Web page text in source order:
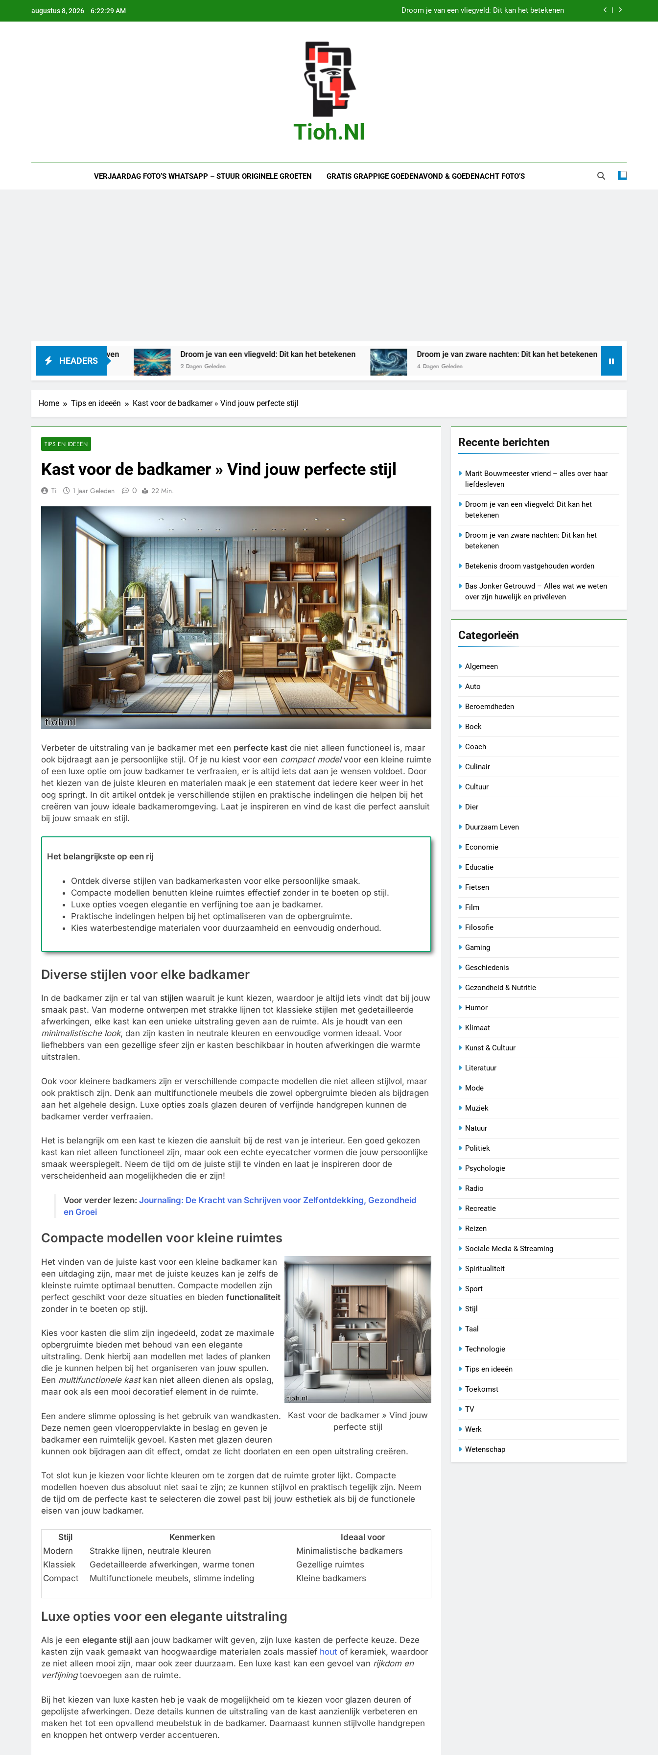
augustus 8, 2026 6:22:30 AM Droom je van een vliegveld: Dit kan het betekenen
Tioh.nl
VERJAARDAG FOTO’S WHATSAPP – STUUR ORIGINELE GROETEN GRATIS GRAPPIGE GOEDENAVOND & GOEDENACHT FOTO’S
HEADERS
haar liefdesleven Droom je van een vliegveld: Dit kan het betekenen
2 Dagen Geleden
Droom je van zware nachten: Dit kan het betekenen
4 Dagen Geleden 7 Dagen Geleden
Home Tips en ideeën Kast voor de badkamer » Vind jouw perfecte stijl
TIPS EN IDEEËN
Kast voor de badkamer » Vind jouw perfecte stijl
Ti 1 Jaar Geleden 0 22 Min.
Verbeter de uitstraling van je badkamer met een perfecte kast die niet alleen functioneel is, maar
ook bijdraagt aan je persoonlijke stijl. Of je nu kiest voor een compact modelvoor een kleine ruimte
of een luxe optie om jouw badkamer te verfraaien, er is altijd iets dat aan je wensen voldoet. Door
het kiezen van de juiste kleuren en materialen maak je een statement dat iedere keer weer in het
oog springt. In dit artikel ontdek je verschillende stijlen en praktische indelingen die helpen bij het
creëren van jouw ideale badkameromgeving. Laat je inspireren en vind de kast die perfect aansluit
bij jouw smaak en stijl.
Het belangrijkste op een rij
Ontdek diverse stijlen van badkamerkasten voor elke persoonlijke smaak.
Compacte modellen benutten kleine ruimtes effectief zonder in te boeten op stijl.
Luxe opties voegen elegantie en verfijning toe aan je badkamer.
Praktische indelingen helpen bij het optimaliseren van de opbergruimte.
Kies waterbestendige materialen voor duurzaamheid en eenvoudig onderhoud.
Diverse stijlen voor elke badkamer
In de badkamer zijn er tal van stijlen waaruit je kunt kiezen, waardoor je altijd iets vindt dat bij jouw
smaak past. Van moderne ontwerpen met strakke lijnen tot klassieke stijlen met gedetailleerde
afwerkingen, elke kast kan een unieke uitstraling geven aan de ruimte. Als je houdt van een
minimalistische look, dan zijn kasten in neutrale kleuren en eenvoudige vormen ideaal. Voor
liefhebbers van een gezellige sfeer zijn er kasten beschikbaar in houten afwerkingen die warmte
uitstralen.
Ook voor kleinere badkamers zijn er verschillende compacte modellen die niet alleen stijlvol, maar
ook praktisch zijn. Denk aan multifunctionele meubels die zowel opbergruimte bieden als bijdragen
aan het algehele design. Luxe opties zoals glazen deuren of verfijnde handgrepen kunnen de
badkamer verder verfraaien.
Het is belangrijk om een kast te kiezen die aansluit bij de rest van je interieur. Een goed gekozen
kast kan niet alleen functioneel zijn, maar ook een echte eyecatcher vormen die jouw persoonlijke
smaak weerspiegelt. Neem de tijd om de juiste stijl te vinden en laat je inspireren door de
verscheidenheid aan mogelijkheden die er zijn!
Voor verder lezen: Journaling: De Kracht van Schrijven voor Zelfontdekking, Gezondheid
en Groei
Compacte modellen voor kleine ruimtes
Kast voor de badkamer » Vind jouw
perfecte stijl
Het vinden van de juiste kast voor een kleine badkamer kan
een uitdaging zijn, maar met de juiste keuzes kan je zelfs de
kleinste ruimte optimaal benutten. Compacte modellen zijn
perfect geschikt voor deze situaties en bieden functionaliteit
zonder in te boeten op stijl.
Kies voor kasten die slim zijn ingedeeld, zodat ze maximale
opbergruimte bieden met behoud van een elegante
uitstraling. Denk hierbij aan modellen met lades of planken
die je kunnen helpen bij het organiseren van jouw spullen.
Een multifunctionele kastkan niet alleen dienen als opslag,
maar ook als een mooi decoratief element in de ruimte.
Een andere slimme oplossing is het gebruik van wandkasten.
Deze nemen geen vloeroppervlakte in beslag en geven je
badkamer een ruimtelijk gevoel. Kasten met glazen deuren
kunnen ook bijdragen aan dit effect, omdat ze licht doorlaten en een open uitstraling creëren.
Tot slot kun je kiezen voor lichte kleuren om te zorgen dat de ruimte groter lijkt. Compacte
modellen hoeven dus absoluut niet saai te zijn; ze kunnen stijlvol en praktisch tegelijk zijn. Neem
de tijd om de perfecte kast te selecteren die zowel past bij jouw esthetiek als bij de functionele
eisen van jouw badkamer.
Stijl Kenmerken
Ideaal voor
Modern
Strakke lijnen, neutrale kleuren
Minimalistische badkamers
Klassiek
Gedetailleerde afwerkingen, warme tonen
Gezellige ruimtes
Compact
Multifunctionele meubels, slimme indeling Kleine badkamers
Luxe opties voor een elegante uitstraling
Als je een elegante stijl aan jouw badkamer wilt geven, zijn luxe kasten de perfecte keuze. Deze
kasten zijn vaak gemaakt van hoogwaardige materialen zoals massief hout of keramiek, waardoor
ze niet alleen mooi zijn, maar ook zeer duurzaam. Een luxe kast kan een gevoel van rijkdom en
verfijningtoevoegen aan de ruimte.
Bij het kiezen van luxe kasten heb je vaak de mogelijkheid om te kiezen voor glazen deuren of
gepolijste afwerkingen. Deze details kunnen de uitstraling van de kast aanzienlijk verbeteren en
maken het tot een opvallend meubelstuk in de badkamer. Daarnaast kunnen stijlvolle handgrepen
en knoppen het ontwerp verder accentueren.
Recente berichten
Marit Bouwmeester vriend – alles over haar
liefdesleven
Droom je van een vliegveld: Dit kan het
betekenen
Droom je van zware nachten: Dit kan het
betekenen
Betekenis droom vastgehouden worden
Bas Jonker Getrouwd – Alles wat we weten
over zijn huwelijk en privéleven
Categorieën
Algemeen
Auto
Beroemdheden
Boek
Coach
Culinair
Cultuur
Dier
Duurzaam Leven
Economie
Educatie
Fietsen
Film
Filosofie
Gaming
Geschiedenis
Gezondheid & Nutritie
Humor
Klimaat
Kunst & Cultuur
Literatuur
Mode
Muziek
Natuur
Politiek
Psychologie
Radio
Recreatie
Reizen
Sociale Media & Streaming
Spiritualiteit
Sport
Stijl
Taal
Technologie
Tips en ideeën
Toekomst
TV
Werk
Wetenschap